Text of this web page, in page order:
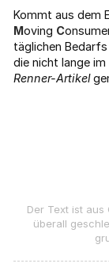
Kommt aus dem
Moving C
täglichen
die nicht lange im
Renner-Artikel
Der Text ist
überall